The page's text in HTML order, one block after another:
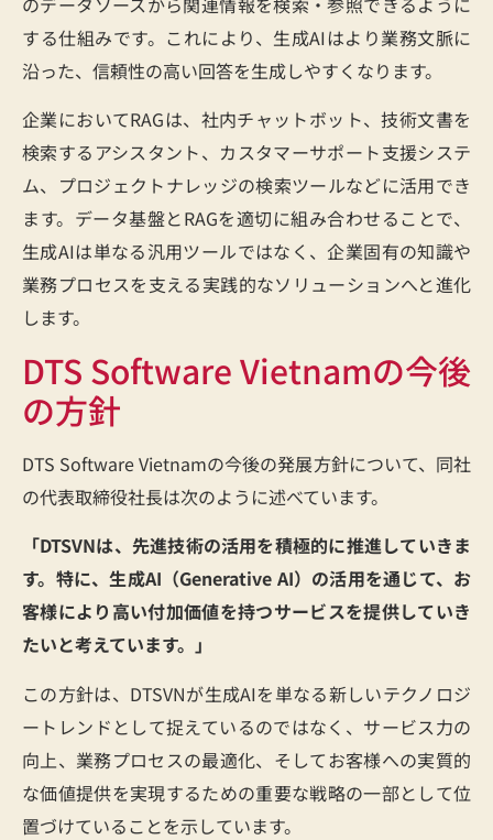
する仕組みです。これにより、生成AIはより業務文脈に
沿った、信頼性の高い回答を生成しやすくなります。
企業においてRAGは、社内チャットボット、技術文書を
検索するアシスタント、カスタマーサポート支援システ
ム、プロジェクトナレッジの検索ツールなどに活用でき
ます。データ基盤とRAGを適切に組み合わせることで、
生成AIは単なる汎用ツールではなく、企業固有の知識や
業務プロセスを支える実践的なソリューションへと進化
します。
DTS Software Vietnamの今後
の方針
DTS Software Vietnamの今後の発展方針について、同社
の代表取締役社長は次のように述べています。
「DTSVNは、先進技術の活用を積極的に推進していきま
す。特に、生成AI（Generative AI）の活用を通じて、お
客様により高い付加価値を持つサービスを提供していき
たいと考えています。」
この方針は、DTSVNが生成AIを単なる新しいテクノロジ
ートレンドとして捉えているのではなく、サービス力の
向上、業務プロセスの最適化、そしてお客様への実質的
な価値提供を実現するための重要な戦略の一部として位
置づけていることを示しています。